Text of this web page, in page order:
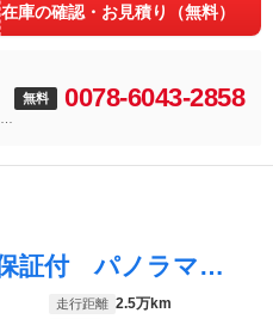
在庫の確認・お見積り（無料）
無料 0078-6043-2858
プリウス Ｚ ＰＨＥＶ ６ヶ月走行距離無制限保証付 パノラマルーフ 純正１２．３インチナビ フルセグＴＶ 全方位カメラ ＥＴＣ２．０ シートエアコン 衝突軽減ブレーキ 禁煙車 レーダークルーズコントロール 電動リアゲート
走行距離 2.5万km